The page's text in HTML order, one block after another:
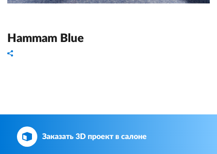
Hammam Blue
Заказать 3D проект в салоне